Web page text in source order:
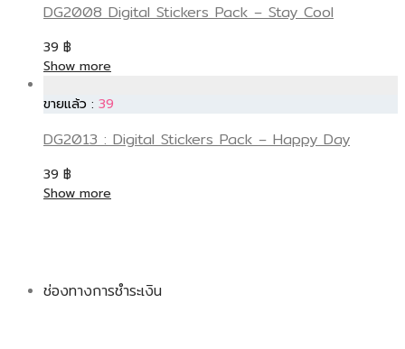
DG2008 Digital Stickers Pack – Stay Cool
39 ฿
Show more
ขายแล้ว : 39
DG2013 : Digital Stickers Pack – Happy Day
39 ฿
Show more
ช่องทางการชำระเงิน